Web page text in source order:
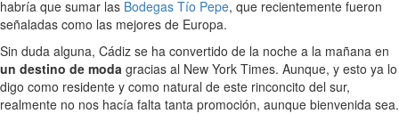
habría que sumar las Bodegas Tío Pepe, que recientemente fueron
señaladas como las mejores de Europa.
Sin duda alguna, Cádiz se ha convertido de la noche a la mañana en
un destino de moda gracias al New York Times. Aunque, y esto ya lo
digo como residente y como natural de este rinconcito del sur,
realmente no nos hacía falta tanta promoción, aunque bienvenida sea.